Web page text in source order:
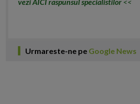
Urmareste-ne pe Google News